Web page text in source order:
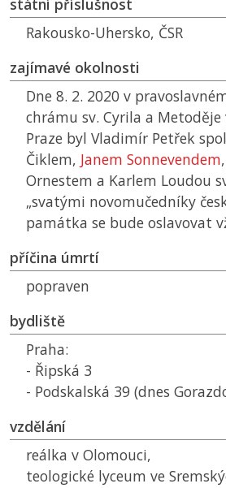
státní příslušnost
Rakousko-Uhersko, ČSR
zajímavé okolnosti
Dne 8. 2. 2020 v
chrámu sv. Cyrila a Metoděje
Praze byl Vladimír Petřek
Čiklem, Janem Sonnevendem
Ornestem a Karlem Loudou
„svatými novomučedníky
památka se bude oslavovat
příčina úmrtí
popraven
bydliště
Praha:
- Řipská 3
- Podskalská 39 (dnes
vzdělání
reálka v Olomouci,
teologické lyceum ve